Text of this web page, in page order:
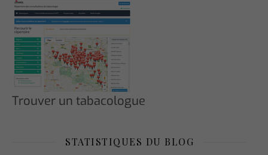
Trouver un tabacologue
STATISTIQUES DU BLOG